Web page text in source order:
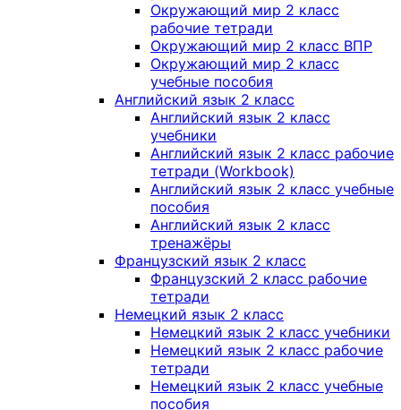
Окружающий мир 2 класс
рабочие тетради
Окружающий мир 2 класс ВПР
Окружающий мир 2 класс
учебные пособия
Английский язык 2 класс
Английский язык 2 класс
учебники
Английский язык 2 класс рабочие
тетради (Workbook)
Английский язык 2 класс учебные
пособия
Английский язык 2 класс
тренажёры
Французский язык 2 класс
Французский 2 класс рабочие
тетради
Немецкий язык 2 класс
Немецкий язык 2 класс учебники
Немецкий язык 2 класс рабочие
тетради
Немецкий язык 2 класс учебные
пособия